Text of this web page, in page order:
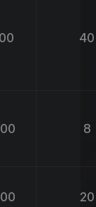
40
8
20